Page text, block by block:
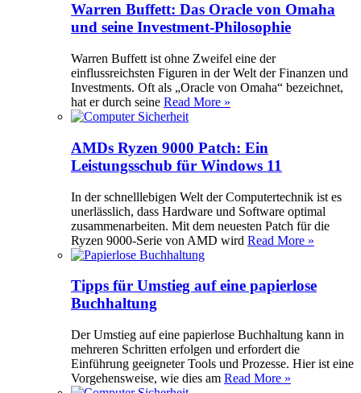
Warren Buffett: Das Oracle von Omaha
und seine Investment-Philosophie
Warren Buffett ist ohne Zweifel eine der
einflussreichsten Figuren in der Welt der Finanzen und
Investments. Oft als „Oracle von Omaha“ bezeichnet,
hat er durch seine Read More »
AMDs Ryzen 9000 Patch: Ein
Leistungsschub für Windows 11
In der schnelllebigen Welt der Computertechnik ist es
unerlässlich, dass Hardware und Software optimal
zusammenarbeiten. Mit dem neuesten Patch für die
Ryzen 9000-Serie von AMD wird Read More »
Tipps für Umstieg auf eine papierlose
Buchhaltung
Der Umstieg auf eine papierlose Buchhaltung kann in
mehreren Schritten erfolgen und erfordert die
Einführung geeigneter Tools und Prozesse. Hier ist eine
Vorgehensweise, wie dies am Read More »